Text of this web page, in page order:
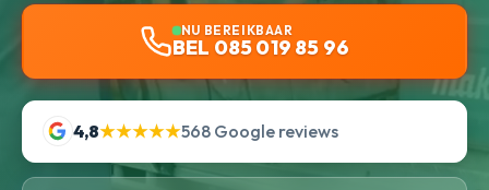
NU BEREIKBAAR
BEL 085 019 85 96
4,8★★★★★568 Google reviews